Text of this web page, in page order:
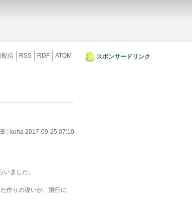
配信 RSS RDF ATOM
: kuha 2017-09-25 07:10
ました。
作りの違いが、飛行に
スポンサードリンク